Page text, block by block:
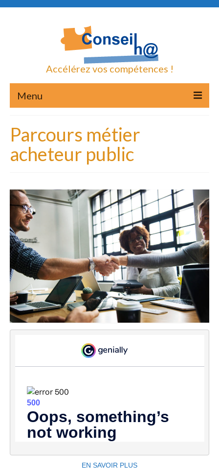
Accélérez vos compétences !
Menu
Mon parcours
Modalités d’intervention
Podcasts et écritures
Formations
Programmation
Parcours métier acheteur public
Parcours métier commercial secteur public
Parcours métier formateur pour adultes
Parcours découverte des marchés publics
Boite à outils de l’acheteur
Outils H@ppy learning
Audit et Conseil
Parcours métier
acheteur public
EN SAVOIR PLUS